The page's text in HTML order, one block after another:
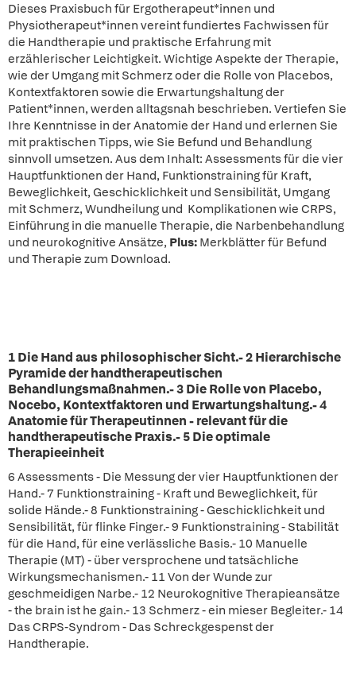
Dieses Praxisbuch für Ergotherapeut*innen und
Physiotherapeut*innen vereint fundiertes Fachwissen für
die Handtherapie und praktische Erfahrung mit
erzählerischer Leichtigkeit. Wichtige Aspekte der Therapie,
wie der Umgang mit Schmerz oder die Rolle von Placebos,
Kontextfaktoren sowie die Erwartungshaltung der
Patient*innen, werden alltagsnah beschrieben. Vertiefen Sie
Ihre Kenntnisse in der Anatomie der Hand und erlernen Sie
mit praktischen Tipps, wie Sie Befund und Behandlung
sinnvoll umsetzen. Aus dem Inhalt: Assessments für die vier
Hauptfunktionen der Hand, Funktionstraining für Kraft,
Beweglichkeit, Geschicklichkeit und Sensibilität, Umgang
mit Schmerz, Wundheilung und Komplikationen wie CRPS,
Einführung in die manuelle Therapie, die Narbenbehandlung
und neurokognitive Ansätze, Plus: Merkblätter für Befund
und Therapie zum Download.
1 Die Hand aus philosophischer Sicht.- 2 Hierarchische
Pyramide der handtherapeutischen
Behandlungsmaßnahmen.- 3 Die Rolle von Placebo,
Nocebo, Kontextfaktoren und Erwartungshaltung.- 4
Anatomie für Therapeutinnen - relevant für die
handtherapeutische Praxis.- 5 Die optimale
Therapieeinheit
6 Assessments - Die Messung der vier Hauptfunktionen der
Hand.- 7 Funktionstraining - Kraft und Beweglichkeit, für
solide Hände.- 8 Funktionstraining - Geschicklichkeit und
Sensibilität, für flinke Finger.- 9 Funktionstraining - Stabilität
für die Hand, für eine verlässliche Basis.- 10 Manuelle
Therapie (MT) - über versprochene und tatsächliche
Wirkungsmechanismen.- 11 Von der Wunde zur
geschmeidigen Narbe.- 12 Neurokognitive Therapieansätze
- the brain ist he gain.- 13 Schmerz - ein mieser Begleiter.- 14
Das CRPS-Syndrom - Das Schreckgespenst der
Handtherapie.